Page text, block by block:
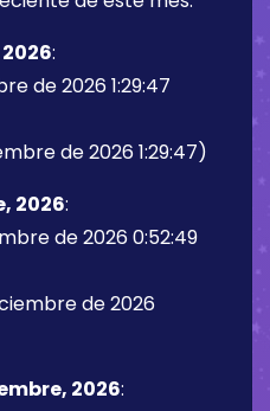
:
de 2026 1:29:47
de 2026 1:29:47)
2026:
de 2026 0:52:49
de 2026
2026: